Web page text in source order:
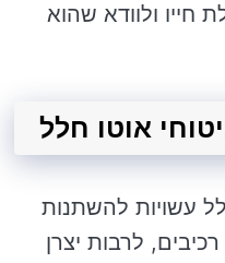
חייו ולוודא שהוא
עשויות להשתנות
לרבות יצרן